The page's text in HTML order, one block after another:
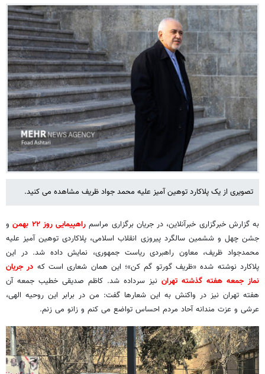
تصویری از یک پلاکارد توهین آمیز علیه محمد جواد ظریف مشاهده می کنید.
به گزارش خبرگزاری خبرآنلاین، در جریان برگزاری مراسم راهپیمایی روز ۲۲ بهمن
و
جشن چهل و ششمین سالگرد پیروزی انقلاب اسلامی، پلاکاردی توهین آمیز علیه
محمدجواد ظریف، معاون راهبردی ریاست جمهوری، نمایش داده شد. در این
پلاکارد نوشته شده «ظریف گورتو گم کن»؛ این همان شعاری است که در جریان
نماز جمعه هفته گذشته تهران نیز سرداده شد. کاظم صدیقی خطیب جمعه آن
هفته تهران نیز در واکنش به این شعارها گفت: من در برابر این روحیه الهی،
عرشی و عزت مندانه آحاد مردم احساس تواضع می کنم و زانو می زنم.